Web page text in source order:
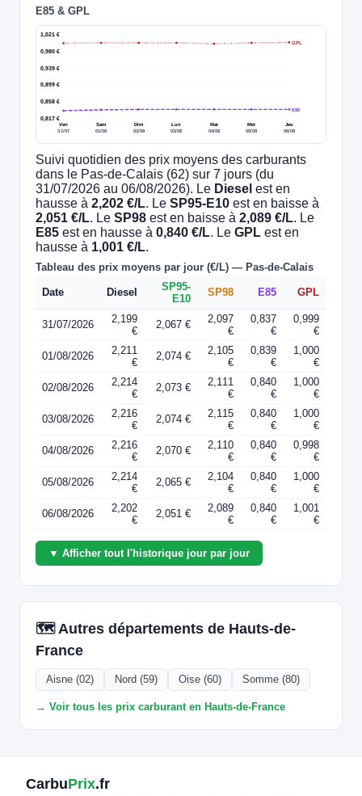
E85 & GPL
0,817 €
0,858 €
0,899 €
0,939 €
0,980 €
1,021 €
Ven
31/07
Sam
01/08
Dim
02/08
Lun
03/08
Mar
04/08
Mer
05/08
Jeu
06/08
E85
GPL
Suivi quotidien des prix moyens des carburants
dans le Pas-de-Calais (62) sur 7 jours (du
31/07/2026 au 06/08/2026). Le Diesel est en
hausse à2,202 €/L. LeSP95-E10 est en baisse à
2,051 €/L. LeSP98 est en baisse à2,089 €/L. Le
E85 est en hausse à0,840 €/L. LeGPL est en
hausse à 1,001 €/L.
Tableau des prix moyens par jour (€/L) — Pas-de-Calais
Date Diesel
SP95-
E10
SP98 E85 GPL
31/07/2026
2,199
€
2,067 €
2,097
€
0,837
€
0,999
€
01/08/2026
2,211
€
2,074 €
2,105
€
0,839
€
1,000
€
02/08/2026
2,214
€
2,073 €
2,111
€
0,840
€
1,000
€
03/08/2026
2,216
€
2,074 €
2,115
€
0,840
€
1,000
€
04/08/2026
2,216
€
2,070 €
2,110
€
0,840
€
0,998
€
05/08/2026
2,214
€
2,065 €
2,104
€
0,840
€
1,000
€
06/08/2026
2,202
€
2,051 €
2,089
€
0,840
€
1,001
€
▼ Afficher tout l'historique jour par jour
🗺️ Autres départements de Hauts-de-
France
Aisne (02) Nord (59) Oise (60) Somme (80)
→ Voir tous les prix carburant en Hauts-de-France
CarbuPrix.fr